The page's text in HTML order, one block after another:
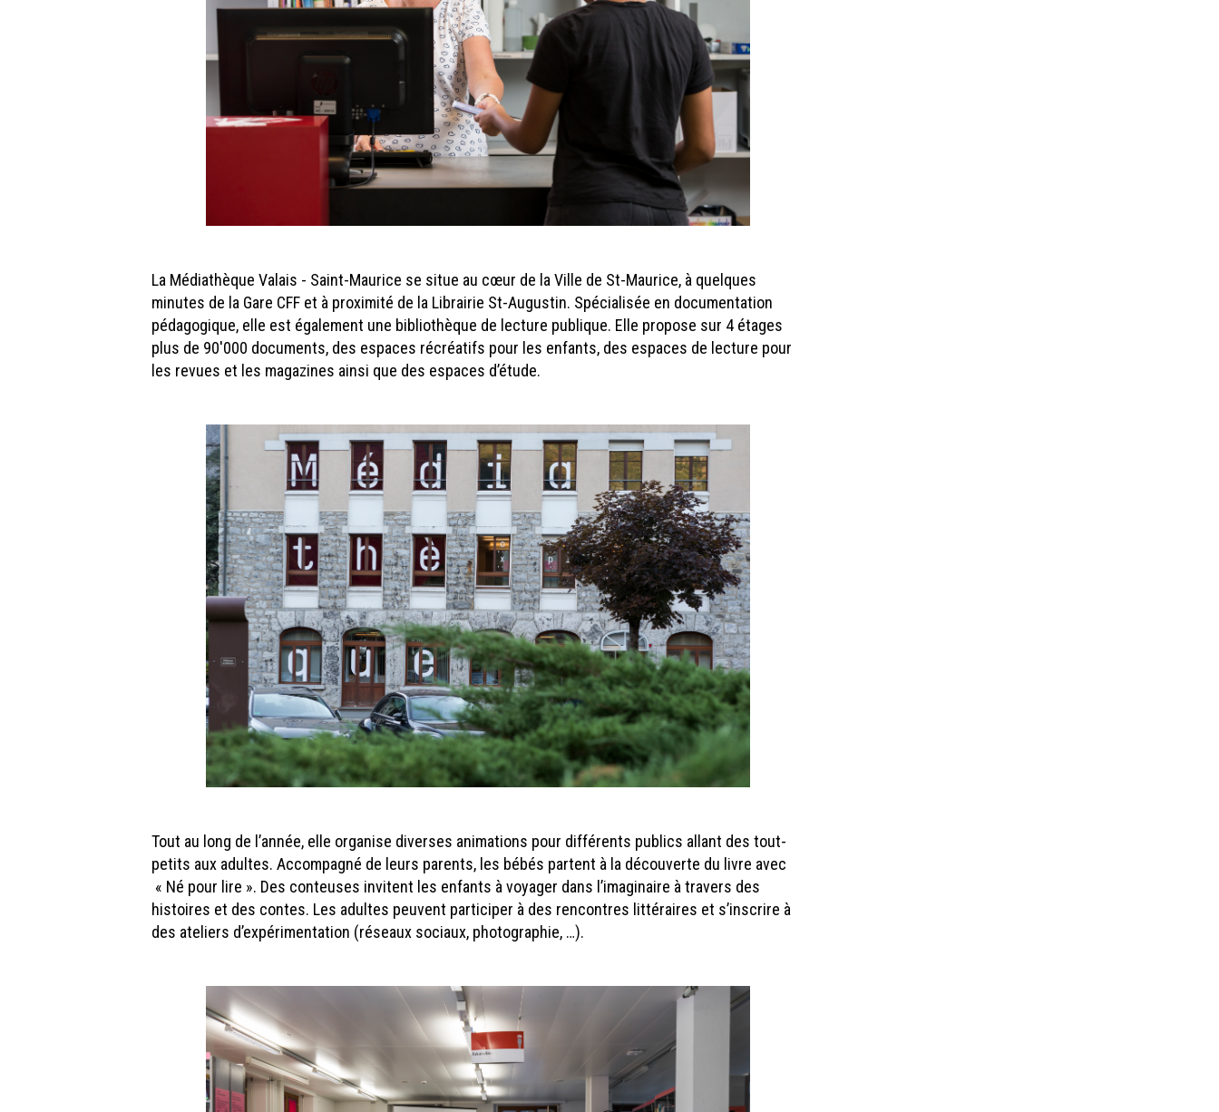
La Médiathèque Valais - Saint-Maurice se situe au cœur de la Ville de St-Maurice, à quelques
minutes de la Gare CFF et à proximité de la Librairie St-Augustin. Spécialisée en documentation
pédagogique, elle est également une bibliothèque de lecture publique. Elle propose sur 4 étages
plus de 90'000 documents, des espaces récréatifs pour les enfants, des espaces de lecture pour
les revues et les magazines ainsi que des espaces d’étude.
Tout au long de l’année, elle organise diverses animations pour différents publics allant des tout-
petits aux adultes. Accompagné de leurs parents, les bébés partent à la découverte du livre avec
« Né pour lire ». Des conteuses invitent les enfants à voyager dans l’imaginaire à travers des
histoires et des contes. Les adultes peuvent participer à des rencontres littéraires et s’inscrire à
des ateliers d’expérimentation (réseaux sociaux, photographie, …).